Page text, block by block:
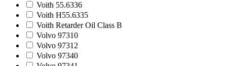
Voith 55.6336
Voith H55.6335
Voith Retarder Oil Class B
Volvo 97310
Volvo 97312
Volvo 97340